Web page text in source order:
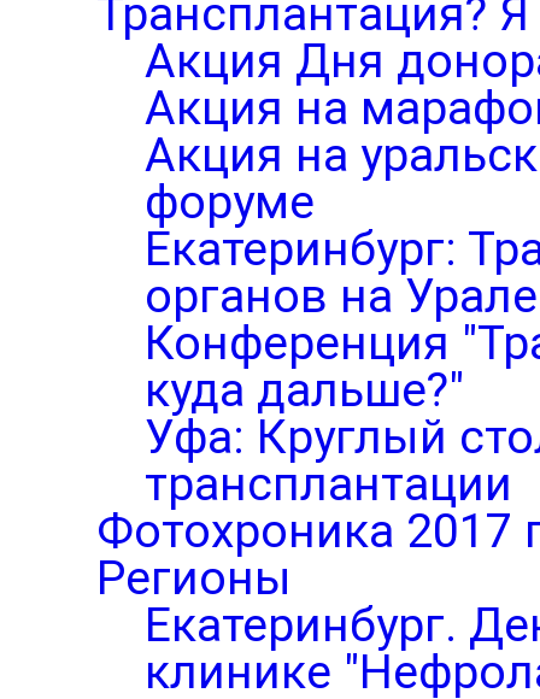
Трансплантация?
Акция Дня
Акция на
Акция на
форуме
Екатеринбург:
органов на Урале
Конференция
куда дальше?"
Уфа: Круглый
трансплантации
Фотохроника 2017
Регионы
Екатеринбург.
клинике